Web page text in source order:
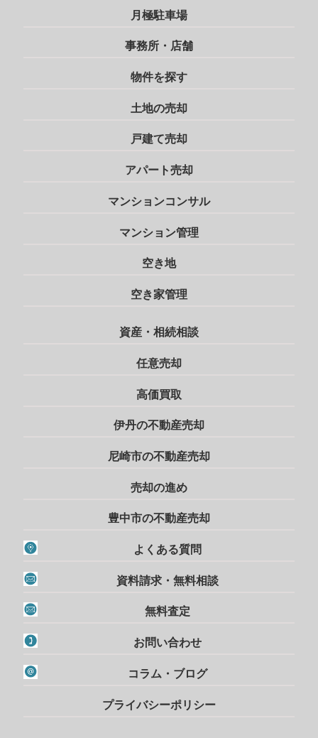
月極駐車場
事務所・店舗
物件を探す
土地の売却
戸建て売却
アパート売却
マンションコンサル
マンション管理
空き地
空き家管理
資産・相続相談
任意売却
高価買取
伊丹の不動産売却
尼崎市の不動産売却
売却の進め
豊中市の不動産売却
よくある質問
資料請求・無料相談
無料査定
お問い合わせ
コラム・ブログ
プライバシーポリシー